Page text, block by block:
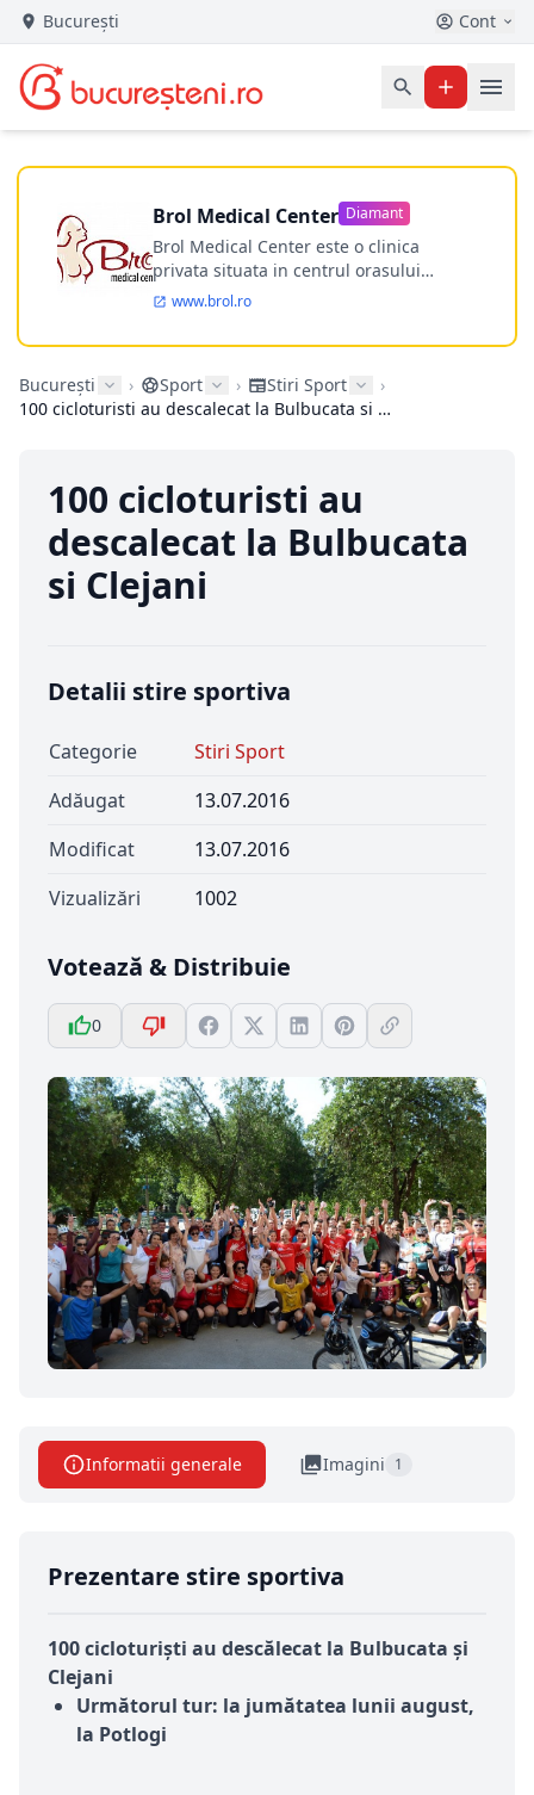
București Cont
Brol Medical Center Diamant
Brol Medical Center este o clinica
privata situata in centrul orasului
Timisoara avand o experienta de
Incepand din anul 2009 clinica isi
ultramodern.
www.brol.ro
București › Sport › Stiri Sport
›
100 cicloturisti au descalecat la Bulbucata si Clejani
100 cicloturisti au
descalecat la Bulbucata
si Clejani
Detalii stire sportiva
Categorie
Stiri Sport
Adăugat
13.07.2016
Modificat
13.07.2016
Vizualizări
1002
Votează & Distribuie
0
Informatii generale Imagini 1
Prezentare stire sportiva
100 cicloturiști au descălecat la Bulbucata și
Clejani
Următorul tur: la jumătatea lunii august,
la Potlogi